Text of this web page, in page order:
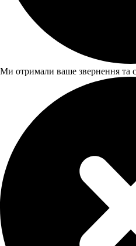
Ми отримали ваше звернення та